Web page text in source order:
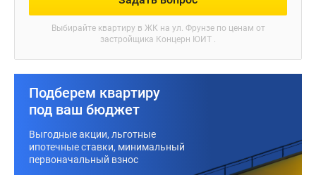
Выбирайте квартиру в ЖК на ул. Фрунзепо ценам от
застройщика Концерн ЮИТ .
Подберем квартиру
под ваш бюджет
Выгодные акции, льготные
ипотечные ставки, минимальный
первоначальный взнос